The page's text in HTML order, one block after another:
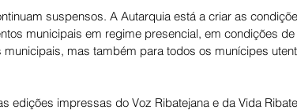
suspensos. A Autarquia está a criar as
municipais em regime presencial, em condições
municipais, mas também para todos os munícipes
edições impressas do Voz Ribatejana e da Vida